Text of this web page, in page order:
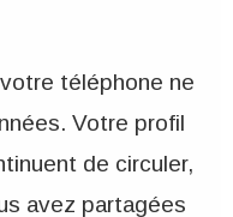
téléphone ne
Votre profil
de circuler,
avez partagées